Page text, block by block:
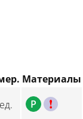
Материалы
P C